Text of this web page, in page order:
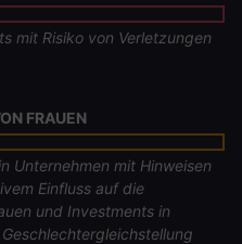
mit Risiko von Verletzungen
FRAUEN
Unternehmen mit Hinweisen
Einfluss auf die
und Investments in